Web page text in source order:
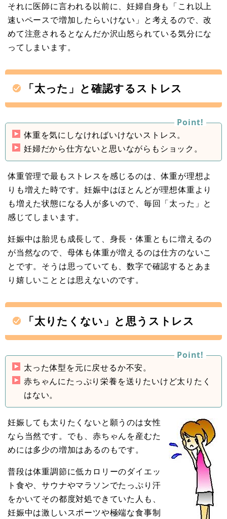
それに医師に言われる以前に、妊婦自身も「これ以上
速いペースで増加したらいけない」と考えるので、改
めて注意されるとなんだか沢山怒られている気分にな
ってしまいます。
「太った」と確認するストレス
体重を気にしなければいけないストレス。
妊婦だから仕方ないと思いながらもショック。
体重管理で最もストレスを感じるのは、体重が理想よ
りも増えた時です。妊娠中はほとんどが理想体重より
も増えた状態になる人が多いので、毎回「太った」と
感じてしまいます。
妊娠中は胎児も成長して、身長・体重ともに増えるの
が当然なので、母体も体重が増えるのは仕方のないこ
とです。そうは思っていても、数字で確認するとあま
り嬉しいこととは思えないのです。
「太りたくない」と思うストレス
太った体型を元に戻せるか不安。
赤ちゃんにたっぷり栄養を送りたいけど太りたく
はない。
妊娠しても太りたくないと願うのは女性
なら当然です。でも、赤ちゃんを産むた
めには多少の増加はあるのもです。
普段は体重調節に低カロリーのダイエッ
ト食や、サウナやマラソンでたっぷり汗
をかいてその都度対処できていた人も、
妊娠中は激しいスポーツや極端な食事制